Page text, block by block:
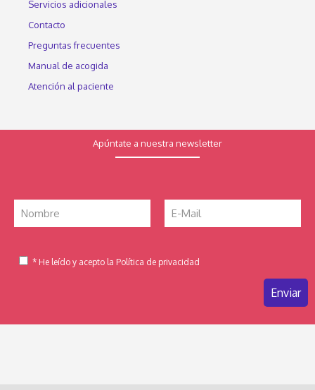
Servicios adicionales
Contacto
Preguntas frecuentes
Manual de acogida
Atención al paciente
Apúntate a nuestra newsletter
* He leído y acepto la Política de privacidad